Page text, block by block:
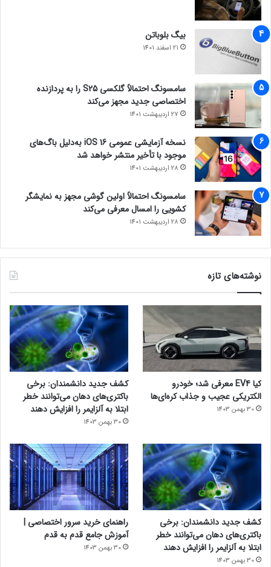
بیگ بلوباتن
21 اسفند 1401
سامسونگ احتمالاً گلکسی S25 را به پردازنده
اختصاصی جدید مجهز می‌کند
27 اردیبهشت 1401
نسخه آزمایشی عمومی iOS 16 به‌دلیل باگ‌های
موجود با تأخیر منتشر خواهد شد
28 اردیبهشت 1401
سامسونگ احتمالاً اولین گوشی مجهز به نمایشگر
کشویی را امسال معرفی می‌کند
28 اردیبهشت 1401
نوشته‌های تازه
کیا EV4 معرفی شد؛ خودرو
الکتریکی عجیب و جذاب کره‌ای‌ها
30 بهمن 1403
کشف جدید دانشمندان: برخی
باکتری‌های دهان می‌توانند خطر
ابتلا به آلزایمر را افزایش دهند
30 بهمن 1403
کشف جدید دانشمندان: برخی
باکتری‌های دهان می‌توانند خطر
ابتلا به آلزایمر را افزایش دهند
30 بهمن 1403
راهنمای خرید سرور اختصاصی |
آموزش جامع قدم به قدم
30 بهمن 1403